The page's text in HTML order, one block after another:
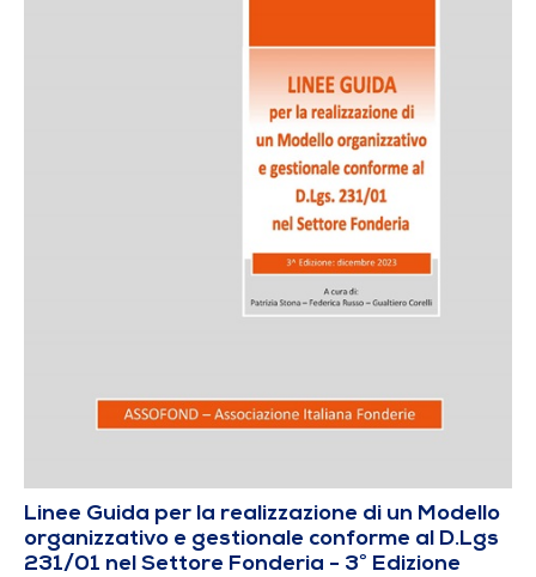
Linee Guida per la realizzazione di un Modello
organizzativo e gestionale conforme al D.Lgs
231/01 nel Settore Fonderia - 3° Edizione